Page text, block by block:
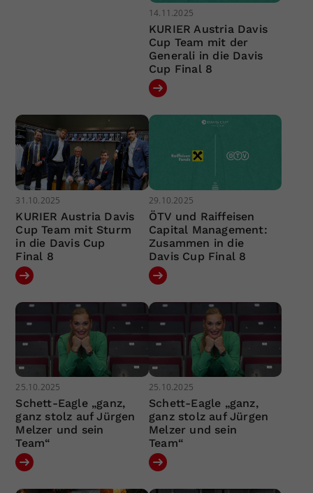
14.11.2025
KURIER Austria Davis
Cup Team mit der
Generali in die Davis
Cup Final 8
31.10.2025
KURIER Austria Davis
Cup Team mit Sturm
in die Davis Cup
Final 8
29.10.2025
ÖTV und Raiffeisen
Capital Management:
Zusammen in die
Davis Cup Final 8
25.10.2025
Schett-Eagle „ganz,
ganz stolz auf Jürgen
Melzer und sein
Team“
25.10.2025
Schett-Eagle „ganz,
ganz stolz auf Jürgen
Melzer und sein
Team“